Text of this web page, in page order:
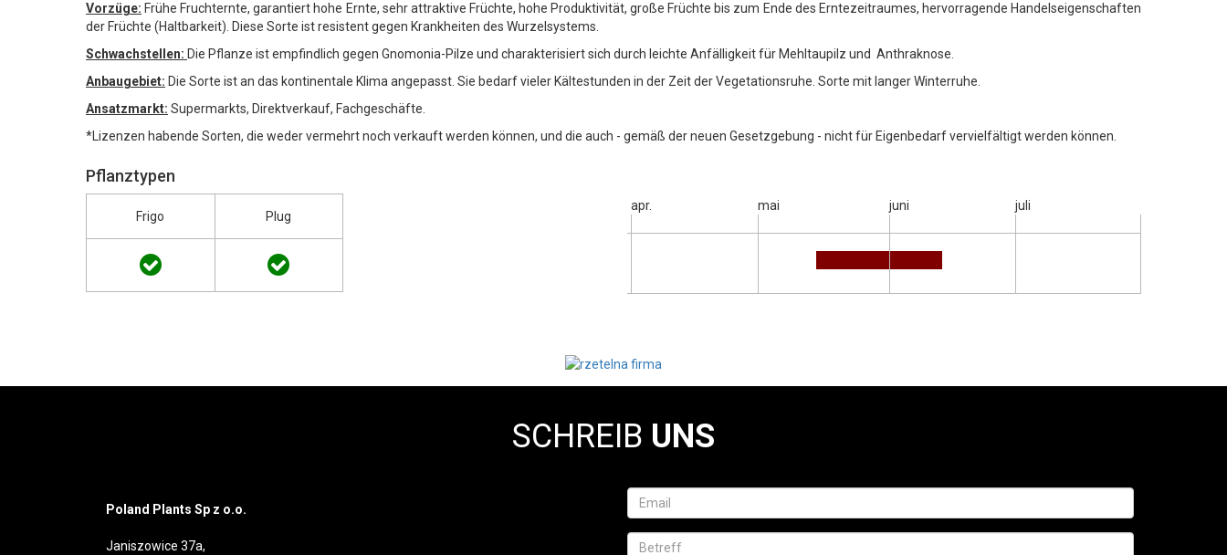
Vorzüge: Frühe Fruchternte, garantiert hohe Ernte, sehr attraktive Früchte, hohe Produktivität, große Früchte bis zum Ende des Erntezeitraumes, hervorragende Handelseigenschaften
der Früchte (Haltbarkeit). Diese Sorte ist resistent gegen Krankheiten des Wurzelsystems.
Schwachstellen: Die Pflanze ist empfindlich gegen Gnomonia-Pilze und charakterisiert sich durch leichte Anfälligkeit für Mehltaupilz und Anthraknose.
Anbaugebiet: Die Sorte ist an das kontinentale Klima angepasst. Sie bedarf vieler Kältestunden in der Zeit der Vegetationsruhe. Sorte mit langer Winterruhe.
Ansatzmarkt: Supermarkts, Direktverkauf, Fachgeschäfte.
*Lizenzen habende Sorten, die weder vermehrt noch verkauft werden können, und die auch - gemäß der neuen Gesetzgebung - nicht für Eigenbedarf vervielfältigt werden können.
Pflanztypen
Frigo Plug
apr. mai juni juli
SCHREIB UNS
Poland Plants Sp z o.o.
Janiszowice 37a,